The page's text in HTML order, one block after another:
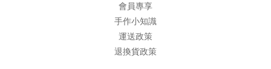
會員專享
手作小知識
運送政策
退換貨政策